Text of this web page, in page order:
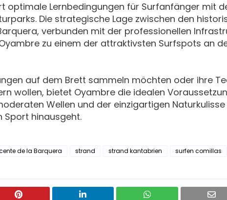
optimale Lernbedingungen für Surfanfänger mit
Die strategische Lage zwischen den
verbunden mit der professionellen
zu einem der attraktivsten Surfspots an
auf dem Brett sammeln möchten oder ihre
wollen, bietet Oyambre die idealen
Wellen und der einzigartigen
Sport hinausgeht.
de la Barquera strand strand kantabrien surfen comillas